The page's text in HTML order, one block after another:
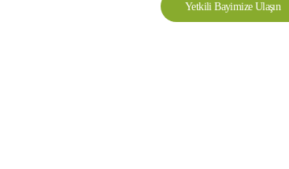
Yetkili Bayimize Ulaşın